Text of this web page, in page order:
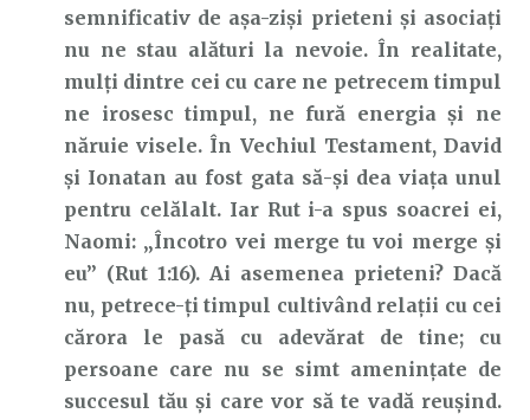
semnificativ de așa-ziși prieteni și asociați
nu ne stau alături la nevoie. În realitate,
mulți dintre cei cu care ne petrecem timpul
ne irosesc timpul, ne fură energia și ne
năruie visele. În Vechiul Testament, David
și Ionatan au fost gata să-și dea viața unul
pentru celălalt. Iar Rut i-a spus soacrei ei,
Naomi: „Încotro vei merge tu voi merge şi
eu” (Rut 1:16). Ai asemenea prieteni? Dacă
nu, petrece-ți timpul cultivând relații cu cei
cărora le pasă cu adevărat de tine; cu
persoane care nu se simt amenințate de
succesul tău și care vor să te vadă reușind.